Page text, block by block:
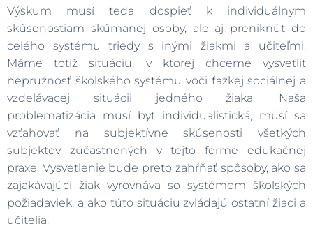
Výskum musí teda dospieť k individuálnym
skúsenostiam skúmanej osoby, ale aj preniknúť do
celého systému triedy s inými žiakmi a učiteľmi.
Máme totiž situáciu, v ktorej chceme vysvetliť
nepružnosť školského systému voči ťažkej sociálnej a
vzdelávacej situácii jedného žiaka. Naša
problematizácia musí byť individualistická, musí sa
vzťahovať na subjektívne skúsenosti všetkých
subjektov zúčastnených v tejto forme edukačnej
praxe. Vysvetlenie bude preto zahŕňať spôsoby, ako sa
zajakávajúci žiak vyrovnáva so systémom školských
požiadaviek, a ako túto situáciu zvládajú ostatní žiaci a
učitelia.